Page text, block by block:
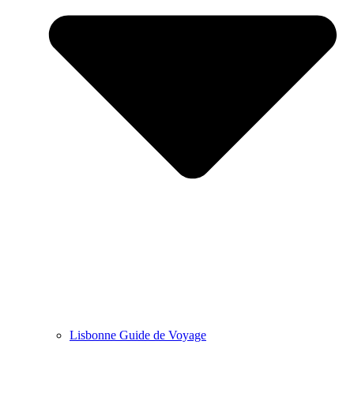
Lisbonne Guide de Voyage